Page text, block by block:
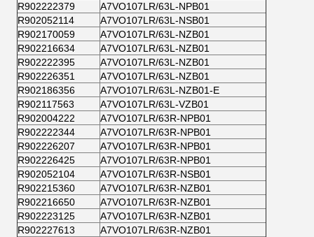
R902222379
A7VO107LR/63L-NPB01
R902052114
A7VO107LR/63L-NSB01
R902170059
A7VO107LR/63L-NZB01
R902216634
A7VO107LR/63L-NZB01
R902222395
A7VO107LR/63L-NZB01
R902226351
A7VO107LR/63L-NZB01
R902186356
A7VO107LR/63L-NZB01-E
R902117563
A7VO107LR/63L-VZB01
R902004222
A7VO107LR/63R-NPB01
R902222344
A7VO107LR/63R-NPB01
R902226207
A7VO107LR/63R-NPB01
R902226425
A7VO107LR/63R-NPB01
R902052104
A7VO107LR/63R-NSB01
R902215360
A7VO107LR/63R-NZB01
R902216650
A7VO107LR/63R-NZB01
R902223125
A7VO107LR/63R-NZB01
R902227613
A7VO107LR/63R-NZB01